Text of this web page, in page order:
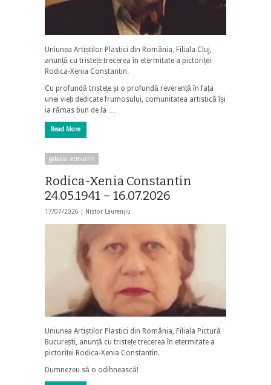
Uniunea Artiștilor Plastici din România, Filiala Cluj,
anunță cu tristețe trecerea în etermitate a pictoriței
Rodica-Xenia Constantin.
Cu profundă tristețe și o profundă reverență în fața
unei vieți dedicate frumosului, comunitatea artistică își
ia rămas bun de la …
Read More
galaxia nemuririi
Rodica-Xenia Constantin
24.05.1941 – 16.07.2026
17/07/2026 | Nistor Laurențiu
Uniunea Artiștilor Plastici din România, Filiala Pictură
București, anunță cu tristețe trecerea în etermitate a
pictoriței Rodica-Xenia Constantin.
Dumnezeu să o odihnească!